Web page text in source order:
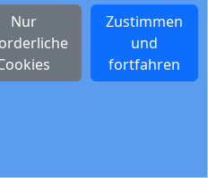
Zustimmen
und
fortfahren
Nur